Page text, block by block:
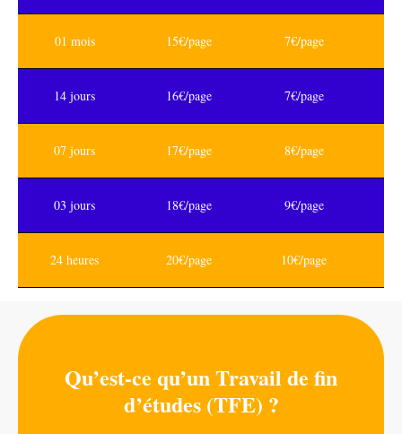
01 mois 15€/page 7€/page
14 jours 16€/page 7€/page
07 jours 17€/page 8€/page
03 jours 18€/page 9€/page
24 heures 20€/page 10€/page
Qu’est-ce qu’un Travail de fin
d’études (TFE) ?